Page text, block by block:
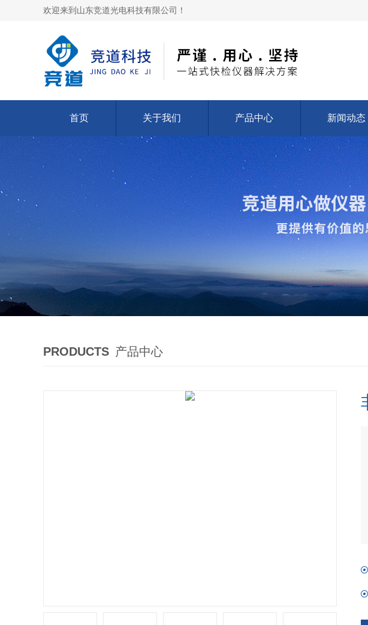
欢迎来到山东竞道光电科技有限公司！
首页 关于我们 产品中心 新闻动态
PRODUCTS 产品中心